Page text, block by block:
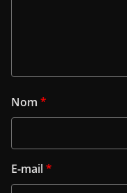
Nom *
E-mail*